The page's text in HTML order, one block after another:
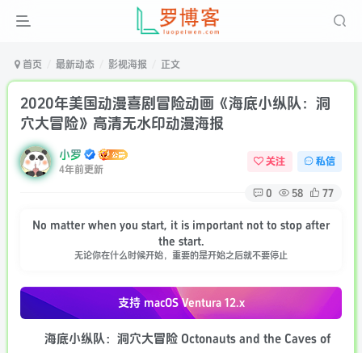
首页 最新动态 影视海报 正文
2020年美国动漫喜剧冒险动画《海底小纵队：洞
穴大冒险》高清无水印动漫海报
小罗
4年前更新
关注 私信
0 58 77
No matter when you start, it is important not to stop after
the start.
无论你在什么时候开始，重要的是开始之后就不要停止
支持 macOSVentura 12.x
海底小纵队：洞穴大冒险 Octonauts and the Caves of